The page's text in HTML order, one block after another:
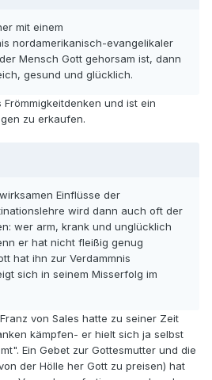
mit einem
nordamerikanisch-evangelikaler
Mensch Gott gehorsam ist, dann
gesund und glücklich.
und ist ein
zu erkaufen.
Einflüsse der
wird dann auch oft der
wer arm, krank und unglücklich
er hat nicht fleißig genug
hat ihn zur Verdammnis
sich in seinem Misserfolg im
von Sales hatte zu seiner Zeit
kämpfen- er hielt sich ja selbst
Ein Gebet zur Gottesmutter und die
der Hölle her Gott zu preisen) hat